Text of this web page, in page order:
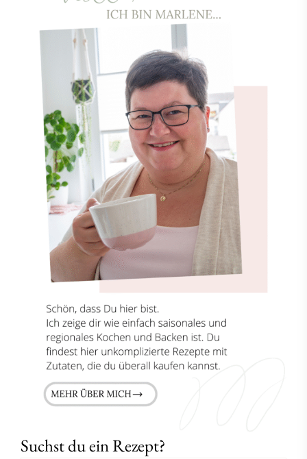
Suchst du ein Rezept?